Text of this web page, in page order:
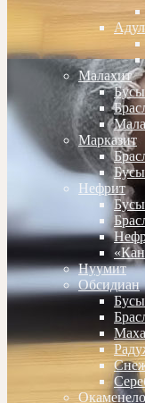
Малахит
Марказит
Нефрит
Нуумит
Обсидиан